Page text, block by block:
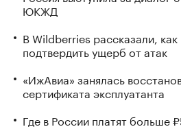
ЮКЖД
В Wildberries рассказали,
подтвердить ущерб от атак
«ИжАвиа» занялась
сертификата эксплуатанта
Где в России платят больше